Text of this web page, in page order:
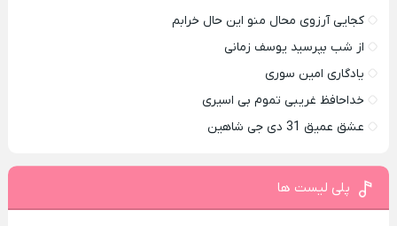
کجایی آرزوی محال منو این حال خرابم
از شب بپرسید یوسف زمانی
یادگاری امین سوری
خداحافظ غریبی تموم بی اسیری
عشق عمیق 31 دی جی شاهین
پلی لیست ها